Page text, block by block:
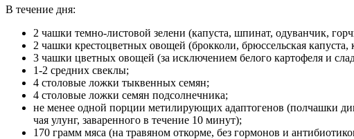
В течение дня:
2 чашки темно-листовой зелени (капуста, шпинат, одуванчик,
2 чашки крестоцветных овощей (брокколи, брюссельская капуста,
3 чашки цветных овощей (за исключением белого картофеля и
1-2 средних свеклы;
4 столовые ложки тыквенных семян;
4 столовые ложки семян подсолнечника;
не менее одной порции метилирующих адаптогенов (полчашки
чая улунг, заваренного в течение 10 минут);
170 грамм мяса (на травяном откорме, без гормонов и